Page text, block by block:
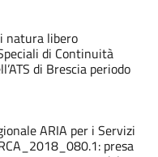
natura libero
di Continuità
di Brescia periodo
ARIA per i Servizi
presa